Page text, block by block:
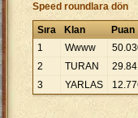
Speed roundlara dön
Sıra Klan Puan
1
Wwww 50.
2
TURAN 29.
3
YARLAS 12.